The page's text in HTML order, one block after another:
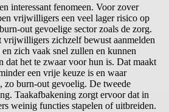
interessant fenomeen. Voor zover
vrijwilligers een veel lager risico op
out gevoelige sector zoals de zorg.
vrijwilligers zichzelf bewust aanmelden
zich vaak snel zullen en kunnen
dat het te zwaar voor hun is. Dat maakt
een vrije keuze is en waar
zo burn-out gevoelig. De tweede
Taakafbakening zorgt ervoor dat in
weinig functies stapelen of uitbreiden.